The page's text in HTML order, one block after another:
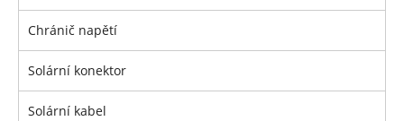
Chránič napětí
Solární konektor
Solární kabel